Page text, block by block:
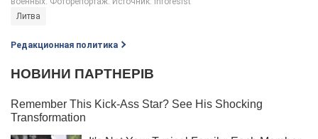
Литва
Редакционная политика